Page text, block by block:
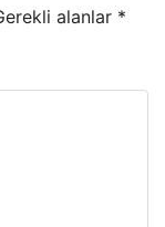
alanlar *